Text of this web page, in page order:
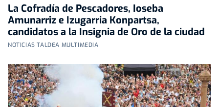
La Cofradía de Pescadores, Ioseba
Amunarriz e Izugarria Konpartsa,
candidatos a la Insignia de Oro de la ciudad
NOTICIAS TALDEA MULTIMEDIA